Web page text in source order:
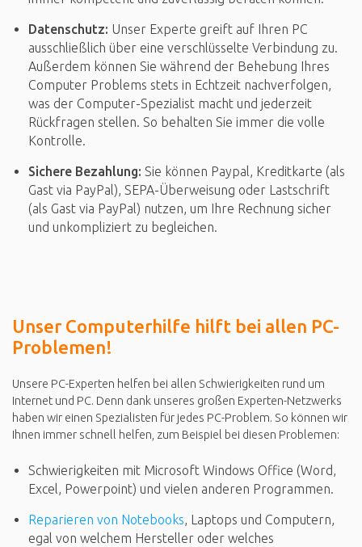
Datenschutz: Unser Experte greift auf Ihren PC
ausschließlich über eine verschlüsselte Verbindung zu.
Außerdem können Sie während der Behebung Ihres
Computer Problems stets in Echtzeit nachverfolgen,
was der Computer-Spezialist macht und jederzeit
Rückfragen stellen. So behalten Sie immer die volle
Kontrolle.
Sichere Bezahlung: Sie können Paypal, Kreditkarte (als
Gast via PayPal), SEPA-Überweisung oder Lastschrift
(als Gast via PayPal) nutzen, um Ihre Rechnung sicher
und unkompliziert zu begleichen.
Unser Computerhilfe hilft bei allen PC-
Problemen!
Unsere PC-Experten helfen bei allen Schwierigkeiten rund um
Internet und PC. Denn dank unseres großen Experten-Netzwerks
haben wir einen Spezialisten für jedes PC-Problem. So können wir
Ihnen immer schnell helfen, zum Beispiel bei diesen Problemen:
Schwierigkeiten mit Microsoft Windows Office (Word,
Excel, Powerpoint) und vielen anderen Programmen.
Reparieren von Notebooks, Laptops und Computern,
egal von welchem Hersteller oder welches